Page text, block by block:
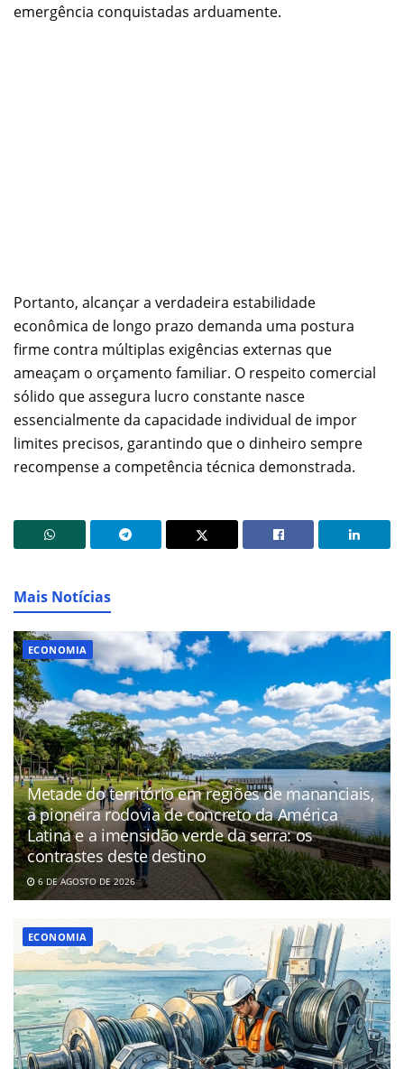
emergência conquistadas arduamente.
Portanto, alcançar a verdadeira estabilidade
econômica de longo prazo demanda uma postura
firme contra múltiplas exigências externas que
ameaçam o orçamento familiar. O respeito comercial
sólido que assegura lucro constante nasce
essencialmente da capacidade individual de impor
limites precisos, garantindo que o dinheiro sempre
recompense a competência técnica demonstrada.
Mais Notícias
ECONOMIA
Metade do território em regiões de mananciais,
a pioneira rodovia de concreto da América
Latina e a imensidão verde da serra: os
contrastes deste destino
6 DE AGOSTO DE 2026
ECONOMIA